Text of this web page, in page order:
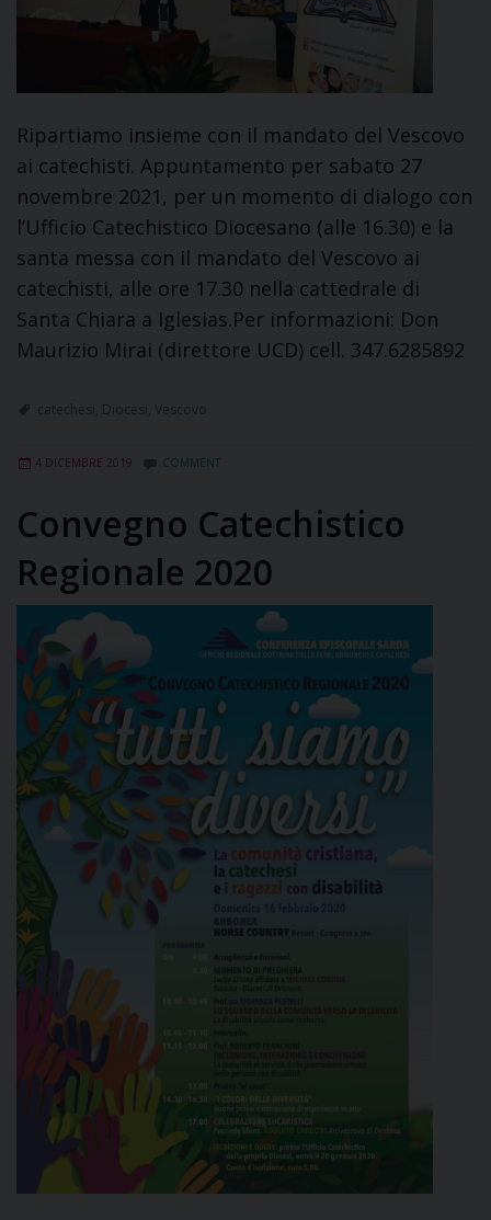
Ripartiamo insieme con il mandato del Vescovo
ai catechisti. Appuntamento per sabato 27
novembre 2021, per un momento di dialogo con
l’Ufficio Catechistico Diocesano (alle 16.30) e la
santa messa con il mandato del Vescovo ai
catechisti, alle ore 17.30 nella cattedrale di
Santa Chiara a Iglesias.Per informazioni: Don
Maurizio Mirai (direttore UCD) cell. 347.6285892
catechesi Diocesi Vescovo
4 DICEMBRE 2019 COMMENT
Convegno Catechistico
Regionale 2020